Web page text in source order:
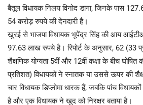
बैतूल विधायक निलय विनोद डागा, जिनके पास
54 करोड़ रुपये की देनदारी है।
खुरई से भाजपा विधायक भूपेंद्र सिंह की आय
97.63 लाख रुपये है। रिपोर्ट के अनुसार, 62 (33
शैक्षणिक योग्यता 5वीं और 12वीं कक्षा के बीच
प्रतिशत) विधायकों ने स्नातक या उससे ऊपर की
चार विधायक डिप्लोमा धारक हैं, जबकि पांच
है और एक विधायक ने खुद को निरक्षर बताया है।